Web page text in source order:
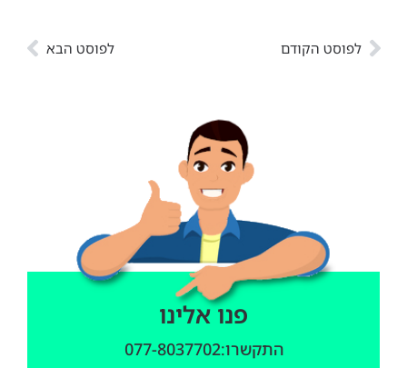
לפוסט הקודם לפוסט הבא
פנו אלינו
התקשרו:077-8037702